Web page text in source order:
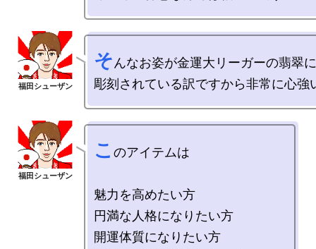
そんなお姿が金運大リーガーの翡翠に
こ のアイテムは
魅力を高めたい方
円満な人格になりたい方
開運体質になりたい方